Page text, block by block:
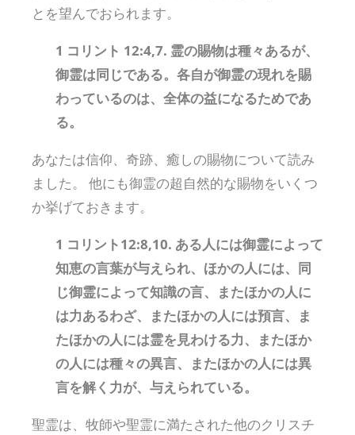
とを望んでおられます。
1 コリント 12:4,7. 霊の賜物は種々あるが、
御霊は同じである。各自が御霊の現れを賜
わっているのは、全体の益になるためであ
る。
あなたは信仰、奇跡、癒しの賜物について読み
ました。 他にも御霊の超自然的な賜物をいくつ
か挙げておきます。
1 コリント12:8,10. ある人には御霊によって
知恵の言葉が与えられ、ほかの人には、同
じ御霊によって知識の言、またほかの人に
は力あるわざ、またほかの人には預言、ま
たほかの人には霊を見わける力、またほか
の人には種々の異言、またほかの人には異
言を解く力が、与えられている。
聖霊は、牧師や聖霊に満たされた他のクリスチ